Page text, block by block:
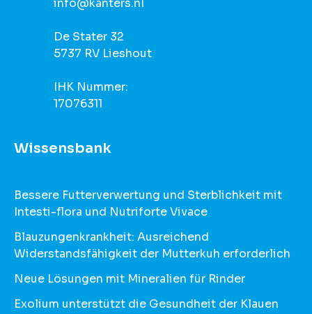
info@kanters.nl
De Stater 32
5737 RV Lieshout
IHK Nummer:
17076311
Wissensbank
Bessere Futterverwertung und Sterblichkeit mit
Intesti-flora und Nutriforte Vivace
Blauzungenkrankheit: Ausreichend
Widerstandsfähigkeit der Mutterkuh erforderlich
Neue Lösungen mit Mineralien für Rinder
Exolium unterstützt die Gesundheit der Klauen